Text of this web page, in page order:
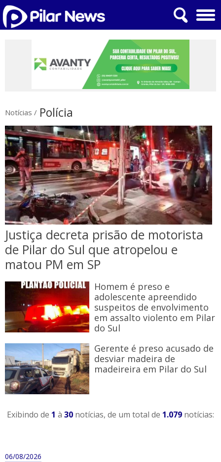
Notícias / Polícia
Justiça decreta prisão de motorista
de Pilar do Sul que atropelou e
matou PM em SP
Homem é preso e
adolescente apreendido
suspeitos de envolvimento
em assalto violento em Pilar
do Sul
​Gerente é preso acusado de
desviar madeira de
madeireira em Pilar do Sul
Exibindo de 1 à 30 notícias, de um total de 1.079 notícias:
06/08/2026